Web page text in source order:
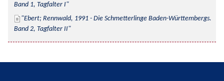
Band 1, Tagfalter I
Ebert; Rennwald, 1991 - Die Schmetterlinge Baden-Württembergs.
Band 2, Tagfalter II